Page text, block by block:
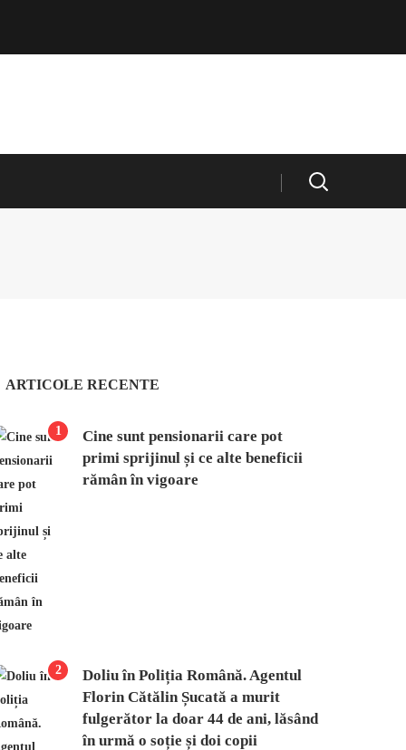
ARTICOLE RECENTE
1
Cine sunt pensionarii care pot
primi sprijinul și ce alte beneficii
rămân în vigoare
2
Doliu în Poliția Română. Agentul
Florin Cătălin Șucată a murit
fulgerător la doar 44 de ani, lăsând
în urmă o soție și doi copii